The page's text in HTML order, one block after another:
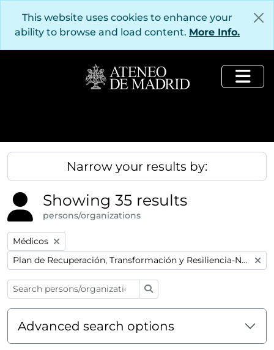
This website uses cookies to enhance your
ability to browse and load content. More Info.
Narrow your results by:
Showing 35 results
persons/organizations
Remove filter:
Médicos
Remove filter:
Plan de Recuperación, Transformación y Resiliencia-Next GenerationEU
Advanced search options